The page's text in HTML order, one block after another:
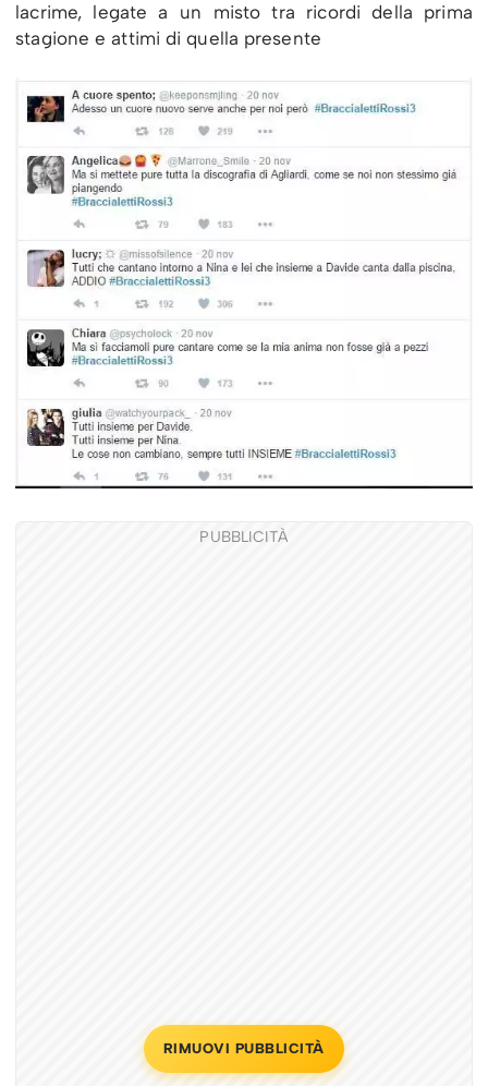
lacrime, legate a un misto tra ricordi della prima
stagione e attimi di quella presente
PUBBLICITÀ
RIMUOVI PUBBLICITÀ